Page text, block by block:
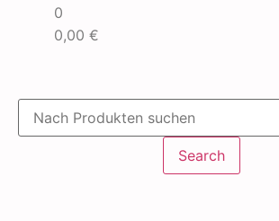
0
0,00 €
Products
search
Search